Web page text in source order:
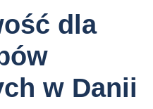
dla
w Danii